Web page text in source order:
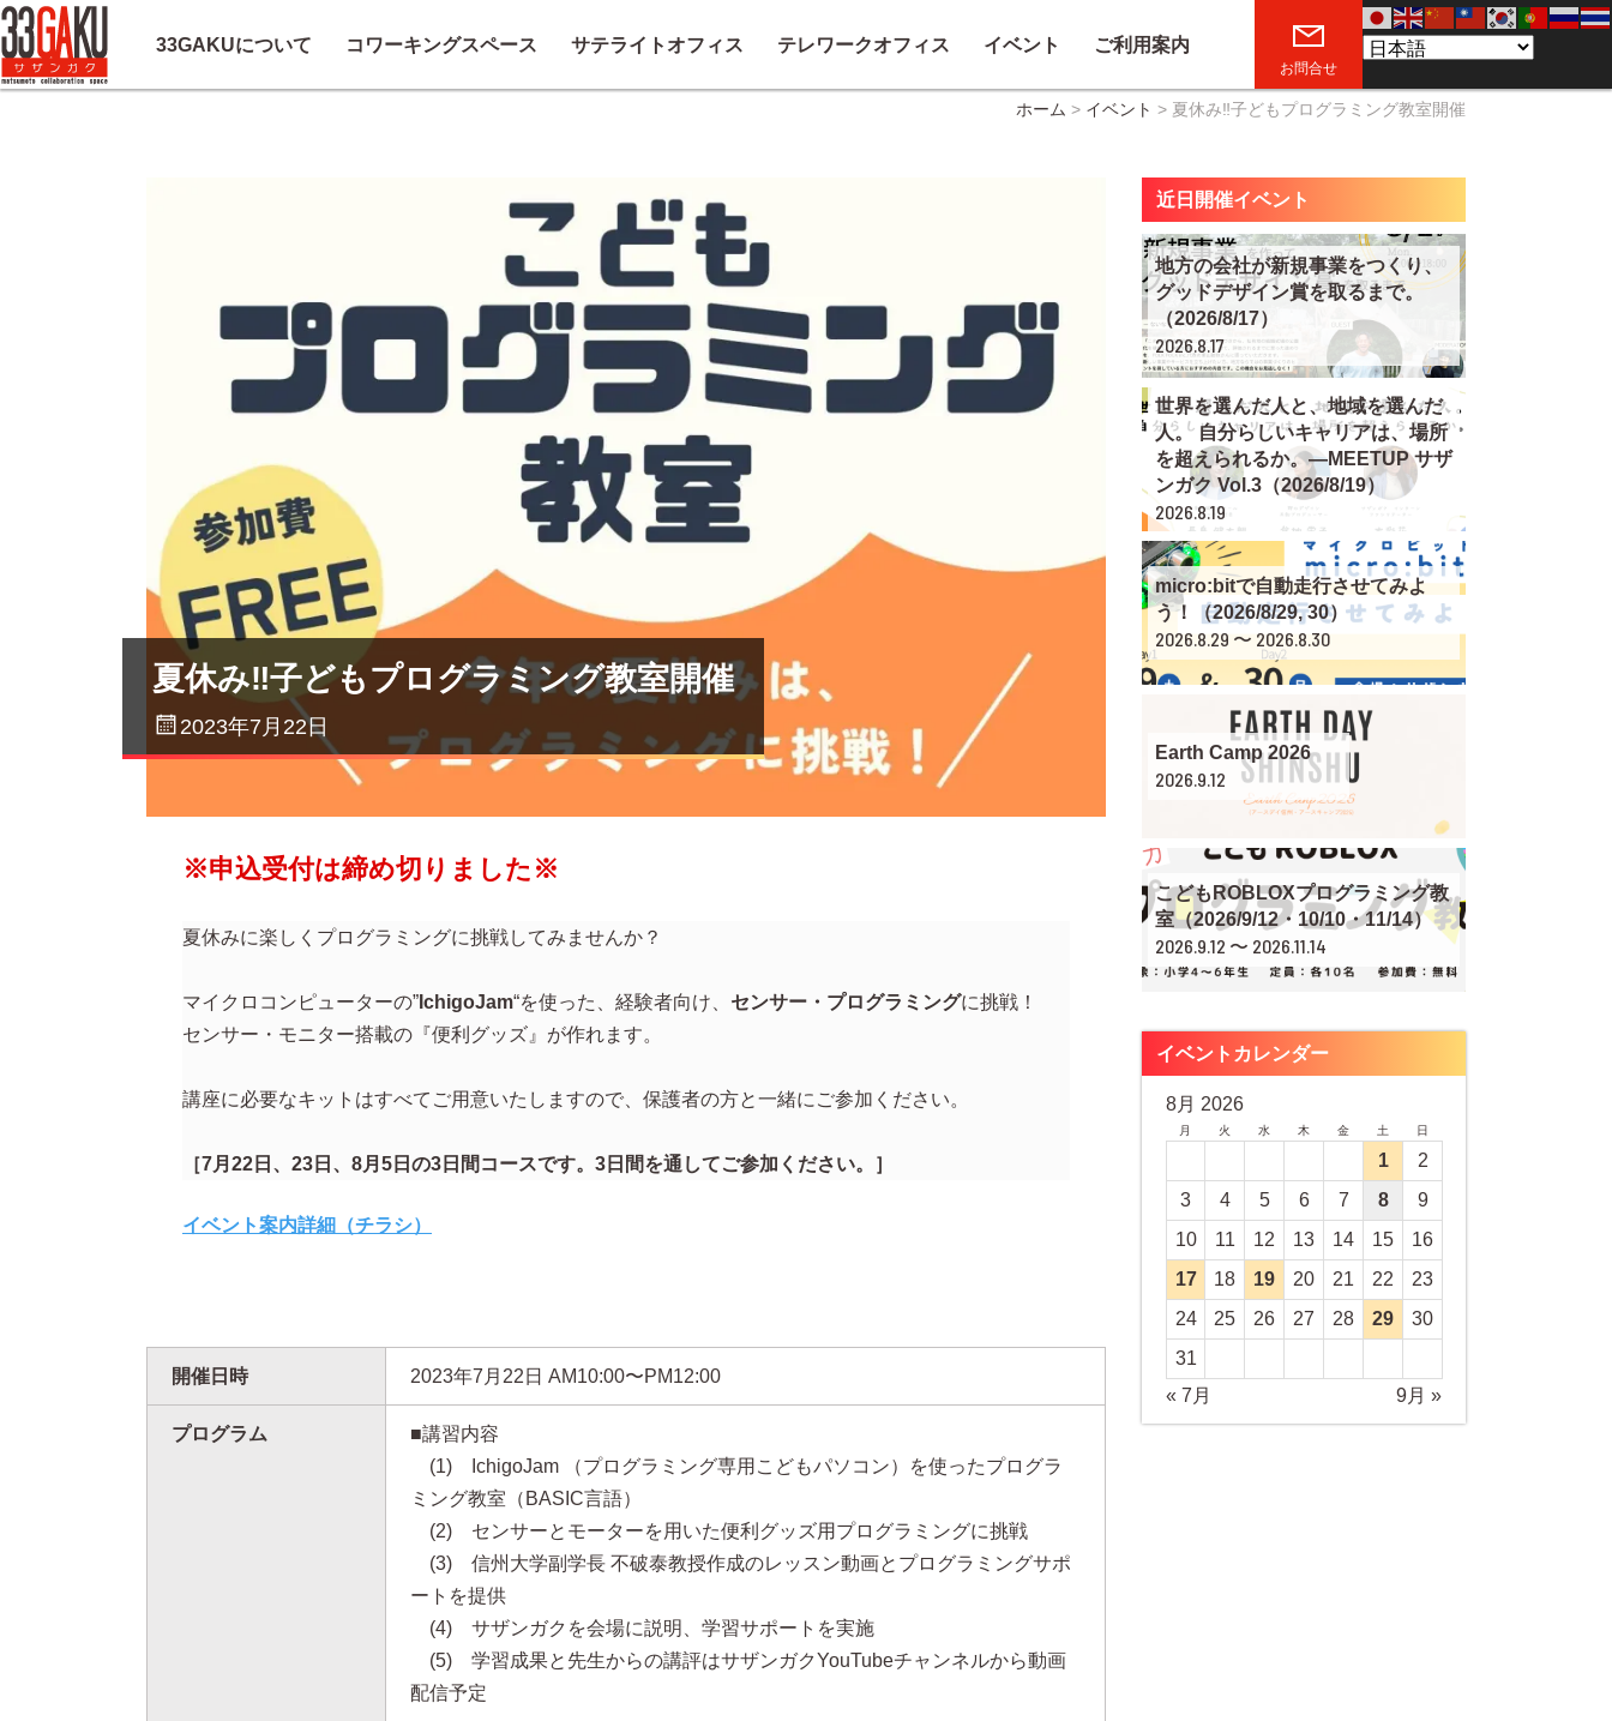
33GAKUについて コワーキングスペース サテライトオフィス テレワークオフィス イベント ご利用案内
お問合せ
ホーム > イベント > 夏休み‼子どもプログラミング教室開催
夏休み‼子どもプログラミング教室開催
2023年7月22日
※申込受付は締め切りました※
夏休みに楽しくプログラミングに挑戦してみませんか？
マイクロコンピューターの” IchigoJam“を使った、経験者向け、 センサー・プログラミングに挑戦！
センサー・モニター搭載の『便利グッズ』が作れます。
講座に必要なキットはすべてご用意いたしますので、保護者の方と一緒にご参加ください。
［7月22日、23日、8月5日の3日間コースです。3日間を通してご参加ください。］
イベント案内詳細（チラシ）
開催日時 2023年7月22日 AM10:00〜PM12:00
プログラム
■講習内容
(1) IchigoJam （プログラミング専用こどもパソコン）を使ったプログラ
ミング教室（BASIC言語）
(2) センサーとモーターを用いた便利グッズ用プログラミングに挑戦
(3) 信州大学副学長 不破泰教授作成のレッスン動画とプログラミングサポ
ートを提供
(4) サザンガクを会場に説明、学習サポートを実施
(5) 学習成果と先生からの講評はサザンガクYouTubeチャンネルから動画
配信予定
近日開催イベント
地方の会社が新規事業をつくり、
グッドデザイン賞を取るまで。
（2026/8/17）
2026.8.17
世界を選んだ人と、地域を選んだ
人。 自分らしいキャリアは、場所
を超えられるか。―MEETUP サザ
ンガク Vol.3（2026/8/19）
2026.8.19
micro:bitで自動走行させてみよ
う！（2026/8/29, 30）
2026.8.29 〜 2026.8.30
Earth Camp 2026
2026.9.12
こどもROBLOXプログラミング教
室（2026/9/12・10/10・11/14）
2026.9.12 〜 2026.11.14
イベントカレンダー
8月 2026
月 火 水 木 金 土 日
1
2
3
4 5 6 7 8
9
10
11 12 13 14 15
16
17
18 19 20 21 22
23
24
25 26 27 28 29
30
31
« 7月
9月 »